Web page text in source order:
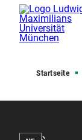
Startseite